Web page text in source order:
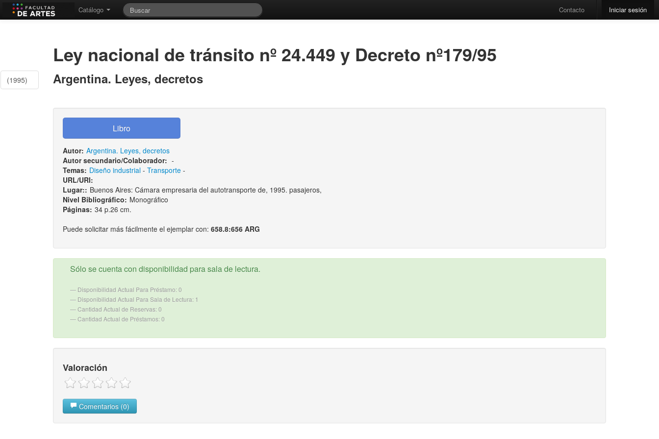
Catálogo Contacto Iniciar sesión
(1995)
Ley nacional de tránsito nº 24.449 y Decreto nº179/95
Argentina. Leyes, decretos
Autor: Argentina. Leyes, decretos
Autor secundario/Colaborador: -
Temas: Diseño industrial- Transporte-
URL/URI:
Lugar:: Buenos Aires: Cámara empresaria del autotransporte de, 1995. pasajeros,
Nivel Bibliográfico: Monográfico
Páginas: 34 p.26 cm.
Puede solicitar más fácilmente el ejemplar con: 658.8:656 ARG
Sólo se cuenta con disponibilidad para sala de lectura.
Disponibilidad Actual Para Préstamo: 0
Disponibilidad Actual Para Sala de Lectura: 1
Cantidad Actual de Reservas: 0
Cantidad Actual de Préstamos: 0
Valoración
Comentarios (0)